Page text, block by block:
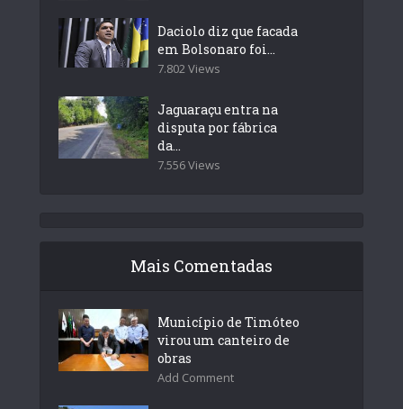
Daciolo diz que facada
em Bolsonaro foi...
7.802 Views
Jaguaraçu entra na
disputa por fábrica
da...
7.556 Views
Mais Comentadas
Município de Timóteo
virou um canteiro de
obras
Add Comment